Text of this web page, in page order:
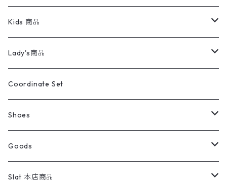
コート
ナイロンジャケット
長袖シャツ
セーター・カーディガン
デニムパンツ
ミリタリーパンツ
レディース
アウター
トップス
キッズ
アウター
トップス
ライフスタイル雑貨
ラグ・ブランケット
ブランド
ラルフローレン
リーバイス
REVERSE WEAVE
Pants
Shirts
Ladies
Sweater
Goods
Military
ミリタリージャケット
スウィングトップ
アウトドアナイロンジャケット
スポーツナイロンジャケット
ワークジャケット
テーラードジャケット
長袖シャツ
ブランドシャツ
ストライプシャツ
半袖シャツ
ポロシャツ
スウェット・パーカ
プリントスウェット
ロゴスウェット
ベスト
セーター・カーディガン
デニムパンツ
501,505
バギーズデニム
ミリタリーパンツ
チノパンツ
イージーパンツ
スラックス
ワークパンツ
Kids 商品
Vintage
Tops
Pants
Tops
Pants
Lady's商品
Tシャツ
ブラウス／シャツ／デザイントップス
長袖
半袖
ベスト／キャミソール
スウェット
Coordinate Set
Shoes
22cm以下
22.5cm
Goods
バンダナ
Slat 本店商品